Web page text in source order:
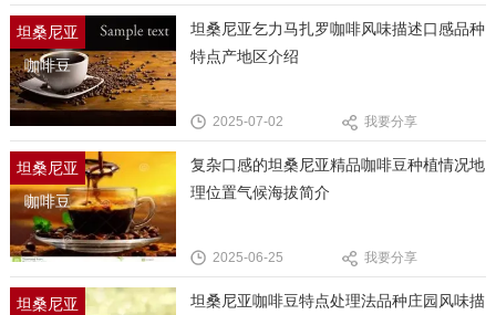
坦桑尼亚
咖啡豆
坦桑尼亚乞力马扎罗咖啡风味描述口感品种
特点产地区介绍
2025-07-02 我要分享
坦桑尼亚
咖啡豆
复杂口感的坦桑尼亚精品咖啡豆种植情况地
理位置气候海拔简介
2025-06-25 我要分享
坦桑尼亚
坦桑尼亚咖啡豆特点处理法品种庄园风味描